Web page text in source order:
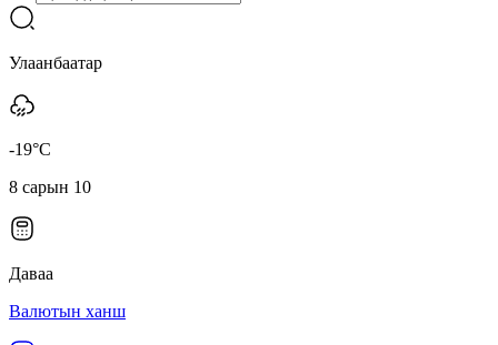
Улаанбаатар
-19°C
8 сарын 10
Даваа
Валютын ханш